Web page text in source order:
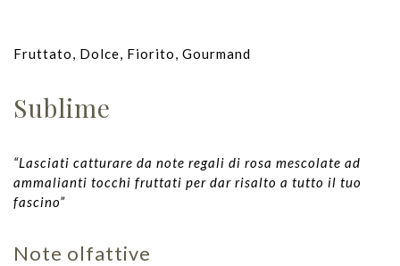
Fruttato, Dolce, Fiorito, Gourmand
Sublime
“Lasciati catturare da note regali di rosa mescolate ad
ammalianti tocchi fruttati per dar risalto a tutto il tuo
fascino”
Note olfattive